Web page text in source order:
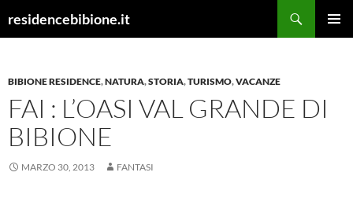
residencebibione.it
BIBIONE RESIDENCE,NATURA,STORIA,TURISMO,VACANZE
FAI : L’OASI VAL GRANDE DI
BIBIONE
MARZO 30, 2013 FANTASI